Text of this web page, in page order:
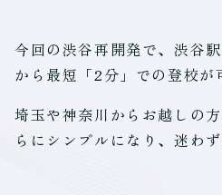
今回の渋谷再開発で、渋谷
から最短「2分」での登校が
埼玉や神奈川からお越しの
らにシンプルになり、迷わ